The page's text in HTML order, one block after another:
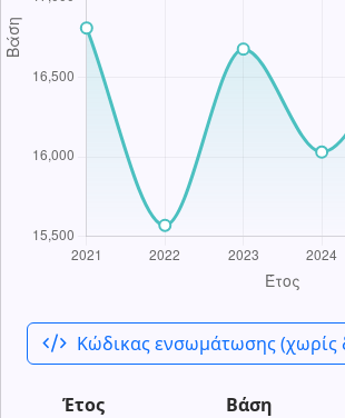
code_xml Κώδικας ενσωμάτωσης (χωρίς
Έτος Βάση